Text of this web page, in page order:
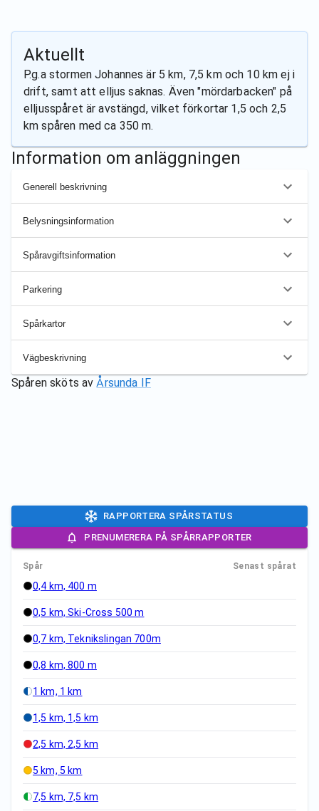
Aktuellt
P.g.a stormen Johannes är 5 km, 7,5 km och 10 km ej i
drift, samt att elljus saknas. Även "mördarbacken" på
elljusspåret är avstängd, vilket förkortar 1,5 och 2,5
km spåren med ca 350 m.
Information om anläggningen
Generell beskrivning
Belysningsinformation
Spåravgiftsinformation
Parkering
Spårkartor
Vägbeskrivning
Spåren sköts av Årsunda IF
RAPPORTERA SPÅRSTATUS
PRENUMERERA PÅ SPÅRRAPPORTER
Spår Senast spårat
0,4 km, 400 m
0,5 km, Ski-Cross 500 m
0,7 km, Teknikslingan 700m
0,8 km, 800 m
1 km, 1 km
1,5 km, 1,5 km
2,5 km, 2,5 km
5 km, 5 km
7,5 km, 7,5 km